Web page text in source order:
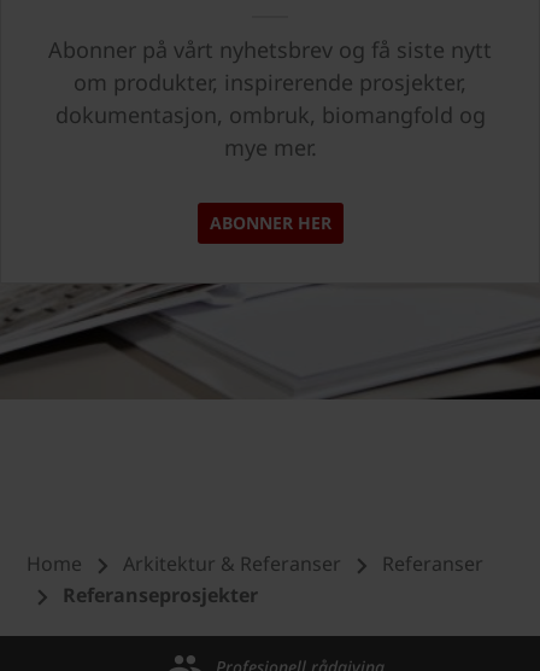
Abonner på vårt nyhetsbrev og få siste nytt
om produkter, inspirerende prosjekter,
dokumentasjon, ombruk, biomangfold og
mye mer.
ABONNER HER
Home Arkitektur & Referanser
Referanser
Referanseprosjekter